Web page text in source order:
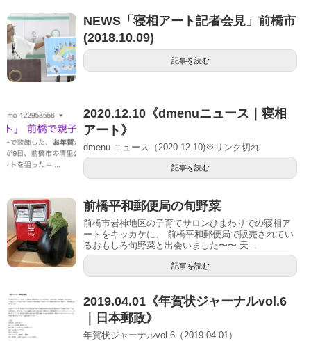
NEWS「寝相アート記者会見」前橋市
(2018.10.09)
記事を読む
2020.12.10《dmenuニュース｜寝相
アート》
dmenu ニュース（2020.12.10)※リンク切れ
記事を読む
前橋平和郵便局の旬野菜
前橋市岩神地区の子育てサロンひまわりでの寝相ア
ートをキッカケに、 前橋平和郵便局で販売されてい
るおもしろ旬野菜と出会いました〜〜 天...
記事を読む
2019.04.01《年賀状ジャーナルvol.6
｜日本郵政》
年賀状ジャーナルvol.6（2019.04.01）